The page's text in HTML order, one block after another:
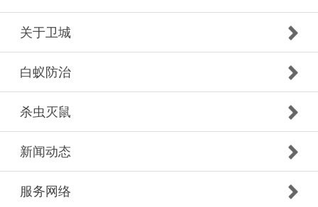
关于卫城
白蚁防治
杀虫灭鼠
新闻动态
服务网络